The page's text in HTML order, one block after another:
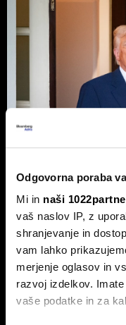
Odgovorna poraba
Mi in naši
vaš naslov IP, z
shranjevanje in
vam lahko
merjenje oglasov in
razvoj izdelkov.
vaše podatke in za
Top 5 novic
Odpiranje
ZDA in Izrael?
To so prve novice